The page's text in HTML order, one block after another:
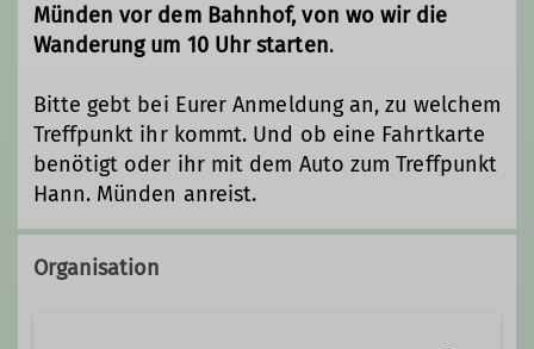
Münden vor dem Bahnhof, von wo wir die
Wanderung um 10 Uhr starten.
Bitte gebt bei Eurer Anmeldung an, zu welchem
Treffpunkt ihr kommt. Und ob eine Fahrtkarte
benötigt oder ihr mit dem Auto zum Treffpunkt
Hann. Münden anreist.
Organisation